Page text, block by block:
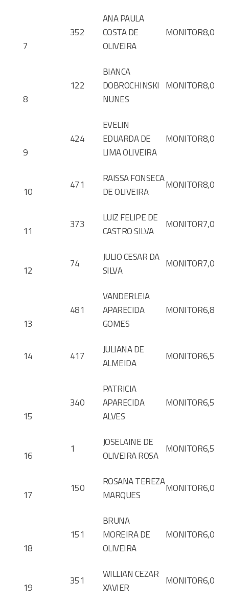
7
352
ANA PAULA
COSTA DE
OLIVEIRA
MONITOR8,0
8
122
BIANCA
DOBROCHINSKI
NUNES
MONITOR8,0
9
424
EVELIN
EDUARDA DE
LIMA OLIVEIRA
MONITOR8,0
10
471
RAISSA FONSECA
DE OLIVEIRA
MONITOR8,0
11
373
LUIZ FELIPE DE
CASTRO SILVA
MONITOR7,0
12
74
JULIO CESAR DA
SILVA
MONITOR7,0
13
481
VANDERLEIA
APARECIDA
GOMES
MONITOR6,8
14 417
JULIANA DE
ALMEIDA
MONITOR6,5
15
340
PATRICIA
APARECIDA
ALVES
MONITOR6,5
16
1
JOSELAINE DE
OLIVEIRA ROSA
MONITOR6,5
17
150
ROSANA TEREZA
MARQUES
MONITOR6,0
18
151
BRUNA
MOREIRA DE
OLIVEIRA
MONITOR6,0
19
351
WILLIAN CEZAR
XAVIER
MONITOR6,0